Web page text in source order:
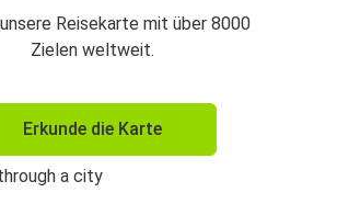
Reisekarte mit über 8000
Zielen weltweit.
Erkunde die Karte